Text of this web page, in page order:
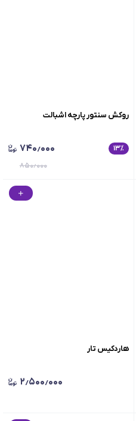
روکش سنتور پارچه اشبالت
۱۳٪ ۷۴۰٫۰۰۰
۸۵۰٫۰۰۰
هاردکیس تار
۲٫۵۰۰٫۰۰۰